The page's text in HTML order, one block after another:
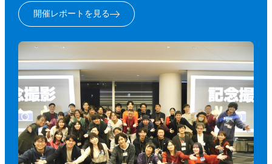
開催レポートを見る